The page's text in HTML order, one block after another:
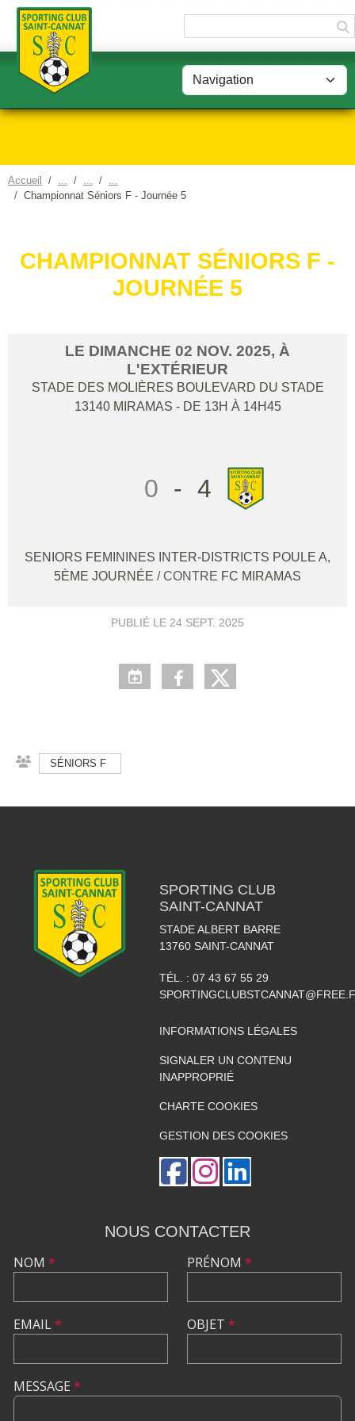
Accueil
Championnat Séniors F - Journée 5
CHAMPIONNAT SÉNIORS F -
JOURNÉE 5
LE DIMANCHE 02 NOV. 2025, À
L'EXTÉRIEUR
STADE DES MOLIÈRES BOULEVARD DU STADE
13140 MIRAMAS - DE 13H À 14H45
0 - 4
SENIORS FEMININES INTER-DISTRICTS POULE A,
5ÈME JOURNÉE / CONTRE FC MIRAMAS
PUBLIÉ LE 24 SEPT. 2025
SÉNIORS F
SPORTING CLUB
SAINT-CANNAT
STADE ALBERT BARRE
13760 SAINT-CANNAT
TÉL. : 07 43 67 55 29
INFORMATIONS LÉGALES
SIGNALER UN CONTENU
INAPPROPRIÉ
CHARTE COOKIES
GESTION DES COOKIES
NOUS CONTACTER
NOM *
EMAIL*
PRÉNOM *
OBJET *
MESSAGE *
Panneau de gestion des cookies